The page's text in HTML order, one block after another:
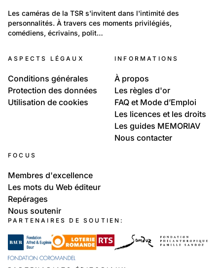
Portraits: Figures marquantes
Dans l'intimité des stars
Les caméras de la TSR s'invitent dans l'intimité des
personnalités. À travers ces moments privilégiés,
comédiens, écrivains, polit…
ASPECTS LÉGAUX
Conditions générales
Protection des données
Utilisation de cookies
INFORMATIONS
À propos
Les règles d'or
FAQ et Mode d’Emploi
Les licences et les droits
Les guides MEMORIAV
Nous contacter
FOCUS
Membres d'excellence
Les mots du Web éditeur
Repérages
Nous soutenir
PARTENAIRES DE SOUTIEN: